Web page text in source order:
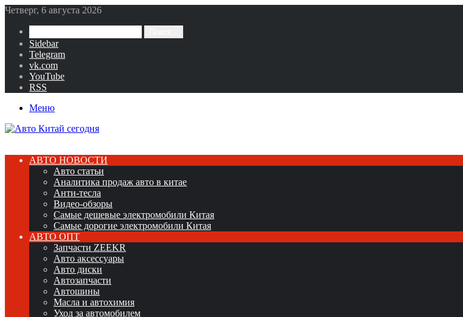
Четверг, 6 августа 2026
Sidebar
Telegram
vk.com
YouTube
RSS
Меню
АВТО НОВОСТИ
Авто статьи
Аналитика продаж авто в китае
Анти-тесла
Видео-обзоры
Самые дешевые электромобили Китая
Самые дорогие электромобили Китая
АВТО ОПТ
Запчасти ZEEKR
Авто аксессуары
Авто диски
Автозапчасти
Автошины
Масла и автохимия
Уход за автомобилем